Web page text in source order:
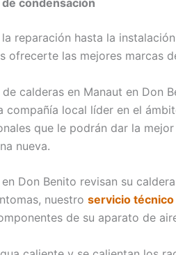
condensación
reparación hasta la
ofrecerte las mejores marcas
calderas en Manaut en Don
compañía local líder en el
que le podrán dar la
nueva.
Don Benito revisan su
nuestro servicio técnico
de su aparato de